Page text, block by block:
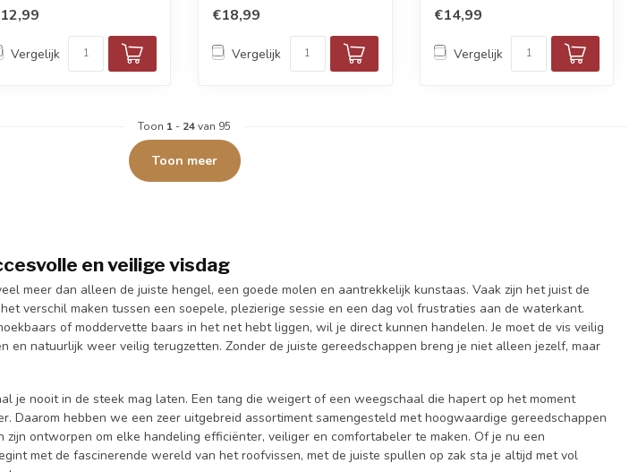
Vergelijk
€18,99
Vergelijk
€14,99
Vergelijk
Toon 1 - 24van 95
Toon meer
en veilige visdag
meer dan alleen de juiste hengel, een goede molen en aantrekkelijk kunstaas. Vaak zijn het juist de
verschil maken tussen een soepele, plezierige sessie en een dag vol frustraties aan de waterkant.
of moddervette baars in het net hebt liggen, wil je direct kunnen handelen. Je moet de vis veilig
en natuurlijk weer veilig terugzetten. Zonder de juiste gereedschappen breng je niet alleen jezelf, maar
je nooit in de steek mag laten. Een tang die weigert of een weegschaal die hapert op het moment
Daarom hebben we een zeer uitgebreid assortiment samengesteld met hoogwaardige gereedschappen
zijn ontworpen om elke handeling efficiënter, veiliger en comfortabeler te maken. Of je nu een
met de fascinerende wereld van het roofvissen, met de juiste spullen op zak sta je altijd met vol